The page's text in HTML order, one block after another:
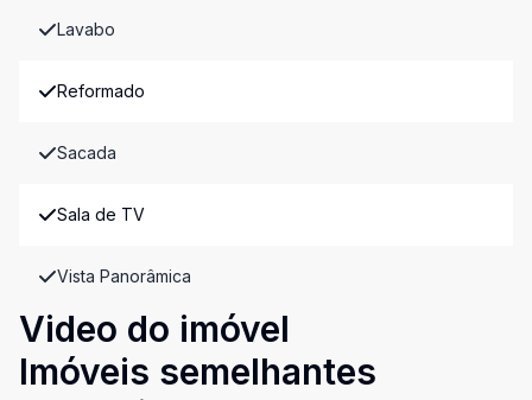
Lavabo
Reformado
Sacada
Sala de TV
Vista Panorâmica
Video do imóvel
Imóveis semelhantes